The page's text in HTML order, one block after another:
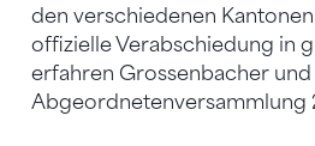
den verschiedenen
offizielle Verabschiedung in
erfahren Grossenbacher
Abgeordnetenversammlung